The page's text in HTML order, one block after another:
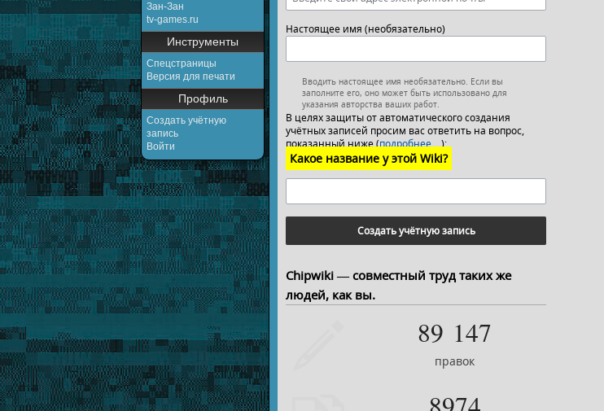
Зан-Зан
tv-games.ru
Инструменты
Спецстраницы
Версия для печати
Профиль
Создать учётную
запись
Войти
Настоящее имя (необязательно)
Вводить настоящее имя необязательно. Если вы
заполните его, оно может быть использовано для
указания авторства ваших работ.
В целях защиты от автоматического создания
учётных записей просим вас ответить на вопрос,
показанный ниже (подробнее…):
Какое название у этой Wiki?
Создать учётную запись
Chipwiki — совместный труд таких же
людей, как вы.
89 147
правок